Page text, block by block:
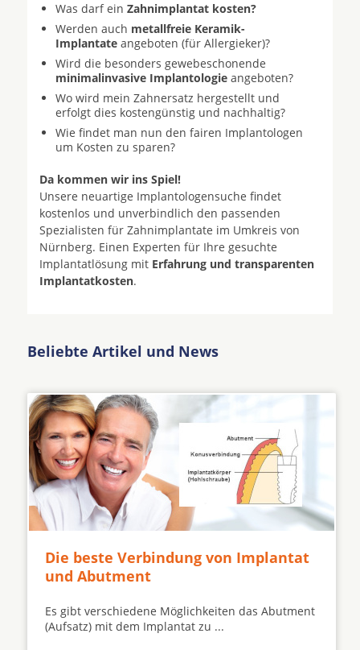
Was darf ein Zahnimplantat kosten?
Werden auch metallfreie Keramik-
Implantate angeboten (für Allergieker)?
Wird die besonders gewebeschonende
minimalinvasive Implantologie angeboten?
Wo wird mein Zahnersatz hergestellt und
erfolgt dies kostengünstig und nachhaltig?
Wie findet man nun den fairen Implantologen
um Kosten zu sparen?
Da kommen wir ins Spiel!
Unsere neuartige Implantologensuche findet
kostenlos und unverbindlich den passenden
Spezialisten für Zahnimplantate im Umkreis von
Nürnberg. Einen Experten für Ihre gesuchte
Implantatlösung mit Erfahrung und transparenten
Implantatkosten.
Beliebte Artikel und News
Die beste Verbindung von Implantat
und Abutment
Es gibt verschiedene Möglichkeiten das Abutment
(Aufsatz) mit dem Implantat zu ...